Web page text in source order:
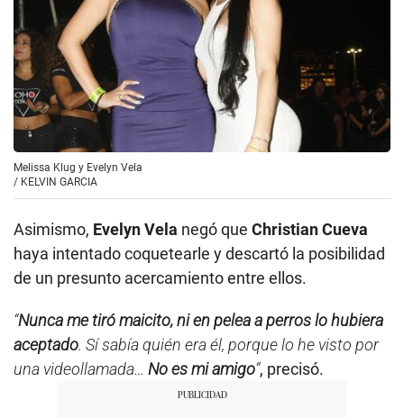
Melissa Klug y Evelyn Vela
/ KELVIN GARCIA
Asimismo, Evelyn Vela negó que Christian Cueva
haya intentado coquetearle y descartó la posibilidad
de un presunto acercamiento entre ellos.
“Nunca me tiró maicito, ni en pelea a perros lo hubiera
aceptado. Sí sabía quién era él, porque lo he visto por
una videollamada… No es mi amigo”, precisó.